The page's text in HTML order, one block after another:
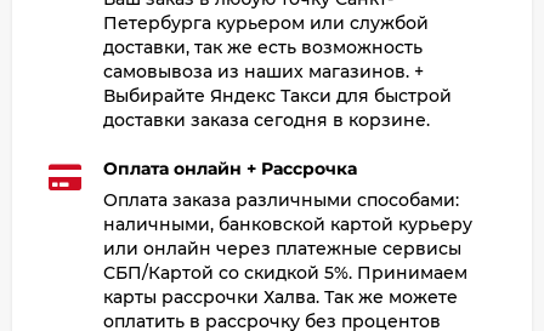
Петербурга курьером или службой
доставки, так же есть возможность
самовывоза из наших магазинов. +
Выбирайте Яндекс Такси для быстрой
доставки заказа сегодня в корзине.
Оплата онлайн + Рассрочка
Оплата заказа различными способами:
наличными, банковской картой курьеру
или онлайн через платежные сервисы
СБП/Картой со скидкой 5%. Принимаем
карты рассрочки Халва. Так же можете
оплатить в рассрочку без процентов